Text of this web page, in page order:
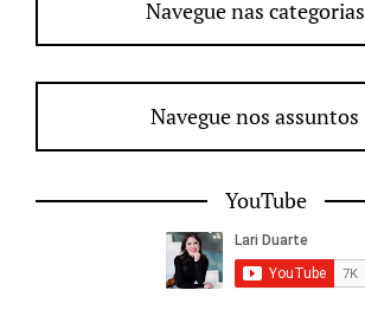
Navegue nas categorias
Navegue nos assuntos
YouTube